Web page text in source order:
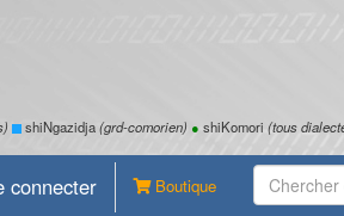
shiNgazidja(grd-comorien) ● shiKomori (tous
Boutique
connecter